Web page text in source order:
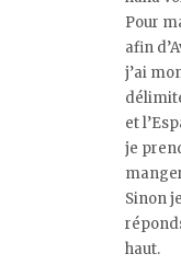
Pour
afin
j’ai
et
je
Sinon
haut.